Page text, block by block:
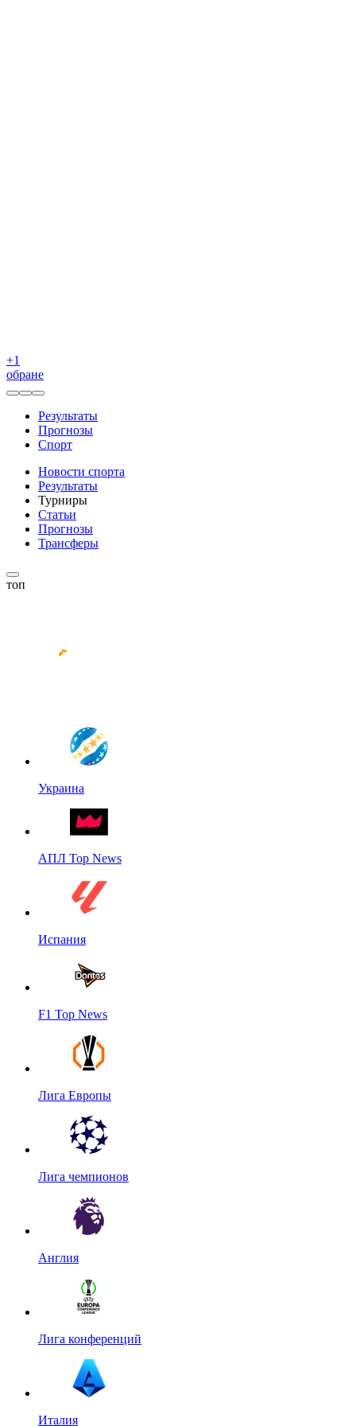
+1
обране
Результаты
Прогнозы
Спорт
Новости спорта
Результаты
Турниры
Статьи
Прогнозы
Трансферы
топ
Украина
АПЛ Top News
Испания
F1 Top News
Лига Европы
Лига чемпионов
Англия
Лига конференций
Италия